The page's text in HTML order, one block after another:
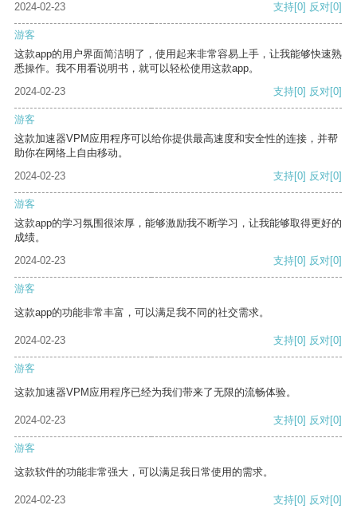
2024-02-23 支持[0] 反对[0]
游客
这款app的用户界面简洁明了，使用起来非常容易上手，让我能够快速熟
悉操作。我不用看说明书，就可以轻松使用这款app。
2024-02-23
支持[0] 反对[0]
游客
这款加速器VPM应用程序可以给你提供最高速度和安全性的连接，并帮
助你在网络上自由移动。
2024-02-23
支持[0] 反对[0]
游客
这款app的学习氛围很浓厚，能够激励我不断学习，让我能够取得更好的
成绩。
2024-02-23
支持[0] 反对[0]
游客
这款app的功能非常丰富，可以满足我不同的社交需求。
2024-02-23 支持[0] 反对[0]
游客
这款加速器VPM应用程序已经为我们带来了无限的流畅体验。
2024-02-23 支持[0] 反对[0]
游客
这款软件的功能非常强大，可以满足我日常使用的需求。
2024-02-23 支持[0] 反对[0]